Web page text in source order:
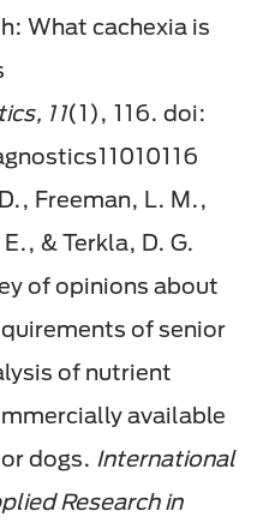
What cachexia is
11(1), 116. doi:
Freeman, L. M.,
& Terkla, D. G.
of opinions about
of senior
of nutrient
available
dogs. International
Research in